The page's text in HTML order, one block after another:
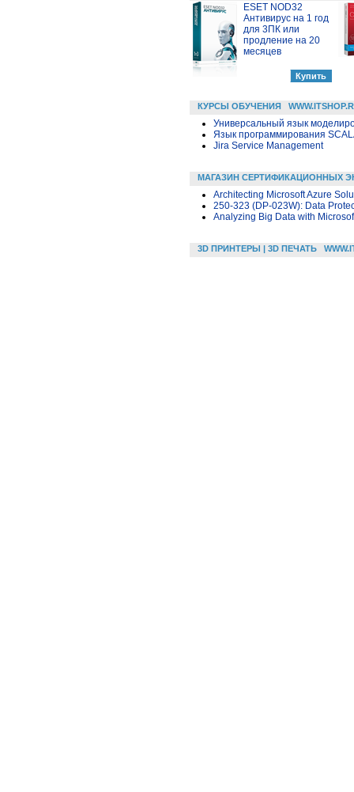
ESET NOD32
Антивирус на 1 год
для 3ПК или
продление на 20
месяцев
КУРСЫ ОБУЧЕНИЯ
Универсальный язык
Язык программирования
Jira Service Management
МАГАЗИН СЕРТИФИКАЦИОННЫХ
Architecting Microsoft Azure
250-323 (DP-023W): Data
Analyzing Big Data with
3D ПРИНТЕРЫ | 3D ПЕЧАТЬ